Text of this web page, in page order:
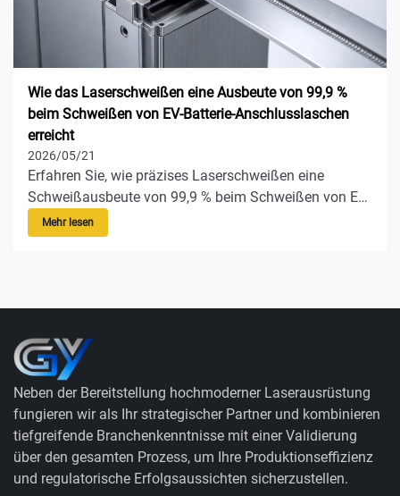
Wie das Laserschweißen eine Ausbeute von 99,9 %
beim Schweißen von EV-Batterie-Anschlusslaschen
erreicht
2026/05/21
Erfahren Sie, wie präzises Laserschweißen eine
Schweißausbeute von 99,9 % beim Schweißen von EV-
Batterie-Anschlusslaschen erreicht – unter
Einbeziehung der Prozessparameter, der
Mehr lesen
Neben der Bereitstellung hochmoderner Laserausrüstung
fungieren wir als Ihr strategischer Partner und kombinieren
tiefgreifende Branchenkenntnisse mit einer Validierung
über den gesamten Prozess, um Ihre Produktionseffizienz
und regulatorische Erfolgsaussichten sicherzustellen.